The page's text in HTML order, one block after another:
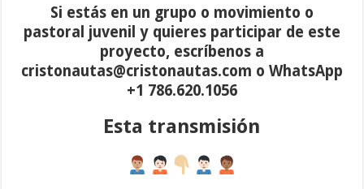
Si estás en un grupo o movimiento o
pastoral juvenil y quieres participar de este
proyecto, escríbenosa
cristonautas@cristonautas.com o WhatsApp
+1 786.620.1056
Esta transmisión